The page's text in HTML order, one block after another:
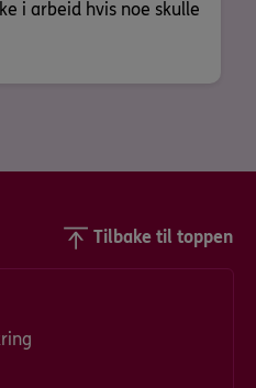
i arbeid hvis noe skulle
Tilbake til toppen